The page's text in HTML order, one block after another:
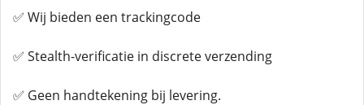
✅ Wij bieden een trackingcode
✅ Stealth-verificatie in discrete verzending
✅ Geen handtekening bij levering.